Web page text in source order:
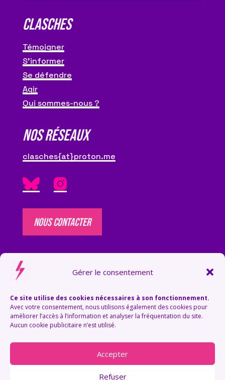
Gérer le consentement
Ce site utilise des cookies nécessaires à son fonctionnement.
Avec votre consentement, nous utilisons également des cookies pour
améliorer l’accès à l’information et analyser la fréquentation du site.
Aucun cookie publicitaire n’est utilisé.
Accepter
Refuser
CLASCHES
Témoigner
S’informer
Se défendre
Agir
Qui sommes-nous ?
NOS RÉSEAUX
clasches{at}proton.me
NOUS CONTACTER
NOUS SOUTENIR
campagnes, ourejoignez-nous!